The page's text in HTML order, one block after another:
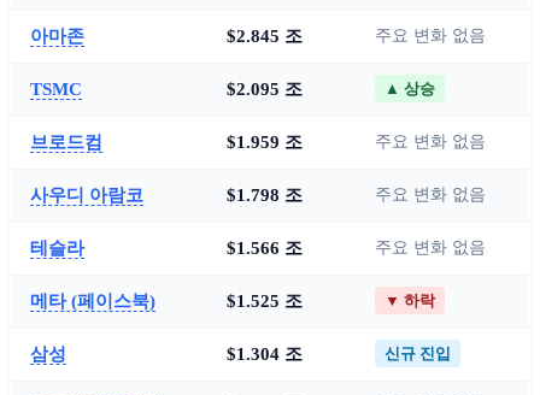
아마존 $2.845 조 주요 변화 없음
TSMC $2.095 조 ▲ 상승
브로드컴 $1.959 조 주요 변화 없음
사우디 아람코 $1.798 조 주요 변화 없음
테슬라 $1.566 조 주요 변화 없음
메타 (페이스북) $1.525 조 ▼ 하락
삼성 $1.304 조 신규 진입